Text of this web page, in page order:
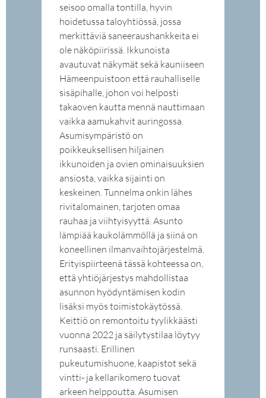
seisoo omalla tontilla, hyvin
hoidetussa taloyhtiössä, jossa
merkittäviä saneeraushankkeita ei
ole näköpiirissä. Ikkunoista
avautuvat näkymät sekä kauniiseen
Hämeenpuistoon että rauhalliselle
sisäpihalle, johon voi helposti
takaoven kautta mennä nauttimaan
vaikka aamukahvit auringossa.
Asumisympäristö on
poikkeuksellisen hiljainen
ikkunoiden ja ovien ominaisuuksien
ansiosta, vaikka sijainti on
keskeinen. Tunnelma onkin lähes
rivitalomainen, tarjoten omaa
rauhaa ja viihtyisyyttä. Asunto
lämpiää kaukolämmöllä ja siinä on
koneellinen ilmanvaihtojärjestelmä.
Erityispiirteenä tässä kohteessa on,
että yhtiöjärjestys mahdollistaa
asunnon hyödyntämisen kodin
lisäksi myös toimistokäytössä.
Keittiö on remontoitu tyylikkäästi
vuonna 2022 ja säilytystilaa löytyy
runsaasti. Erillinen
pukeutumishuone, kaapistot sekä
vintti- ja kellarikomero tuovat
arkeen helppoutta. Asumisen